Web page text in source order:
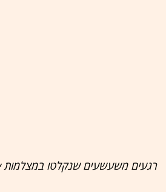
רגעים משעשעים שנקלטו במצלמות Street View